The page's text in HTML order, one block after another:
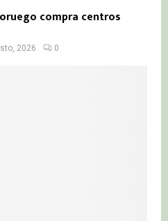
compra centros
2026 0